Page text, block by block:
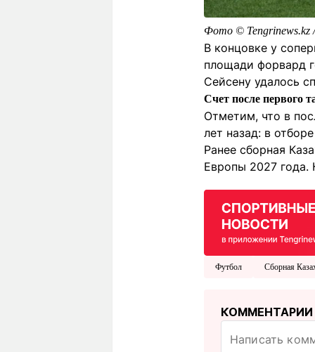
Фото ©️
В концовке у
площади форвард
Сейсену удалось
Счет после первого
Отметим, что в
лет назад: в
Ранее сборная
Европы 2027
Футбол Сборная
КОММЕНТАРИИ